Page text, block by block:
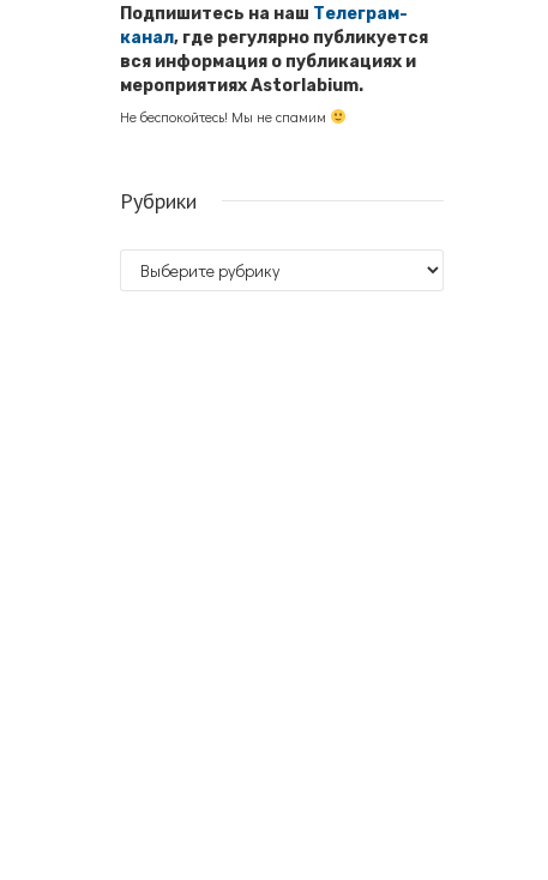
Подпишитесь на наш Телеграм-
канал, где регулярно публикуется
вся информация о публикациях и
мероприятиях Astorlabium.
Не беспокойтесь! Мы не спамим
Рубрики
Рубрики